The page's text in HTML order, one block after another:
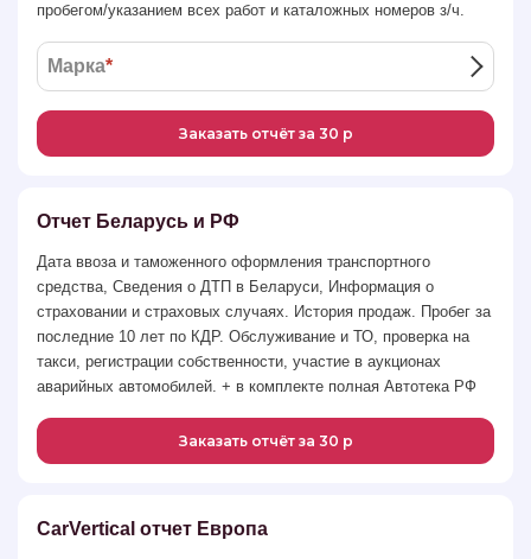
пробегом/указанием всех работ и каталожных номеров з/ч.
Марка*
Заказать отчёт за 30 р
Отчет Беларусь и РФ
Дата ввоза и таможенного оформления транспортного
средства, Сведения о ДТП в Беларуси, Информация о
страховании и страховых случаях. История продаж. Пробег за
последние 10 лет по КДР. Обслуживание и ТО, проверка на
такси, регистрации собственности, участие в аукционах
аварийных автомобилей. + в комплекте полная Автотека РФ
Заказать отчёт за 30 р
CarVertical отчет Европа